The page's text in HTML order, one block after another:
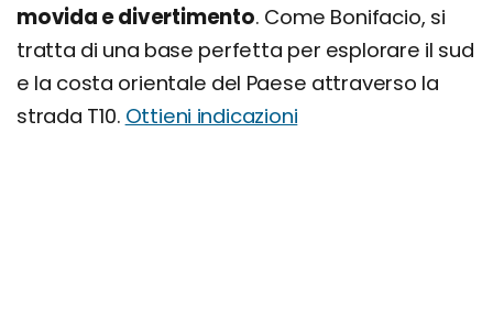
movida e divertimento. Come Bonifacio, si
tratta di una base perfetta per esplorare il sud
e la costa orientale del Paese attraverso la
strada T10. Ottieni indicazioni